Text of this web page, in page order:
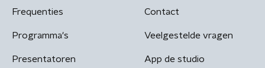
Frequenties
Programma's
Presentatoren
Contact
Veelgestelde vragen
App de studio